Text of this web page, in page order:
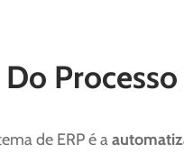
de ERP é a